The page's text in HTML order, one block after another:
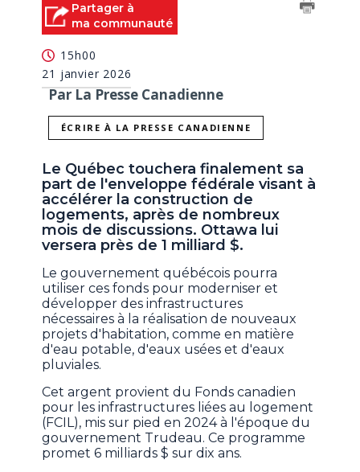
Partager à
ma communauté
15h00
21 janvier 2026
Par La Presse Canadienne
ÉCRIRE À LA PRESSE CANADIENNE
Le Québec touchera finalement sa
part de l'enveloppe fédérale visant à
accélérer la construction de
logements, après de nombreux
mois de discussions. Ottawa lui
versera près de 1 milliard $.
Le gouvernement québécois pourra
utiliser ces fonds pour moderniser et
développer des infrastructures
nécessaires à la réalisation de nouveaux
projets d'habitation, comme en matière
d'eau potable, d'eaux usées et d'eaux
pluviales.
Cet argent provient du Fonds canadien
pour les infrastructures liées au logement
(FCIL), mis sur pied en 2024 à l'époque du
gouvernement Trudeau. Ce programme
promet 6 milliards $ sur dix ans.